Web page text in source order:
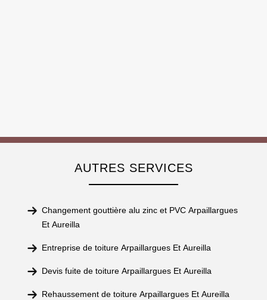
AUTRES SERVICES
Changement gouttière alu zinc et PVC Arpaillargues
Et Aureilla
Entreprise de toiture Arpaillargues Et Aureilla
Devis fuite de toiture Arpaillargues Et Aureilla
Rehaussement de toiture Arpaillargues Et Aureilla